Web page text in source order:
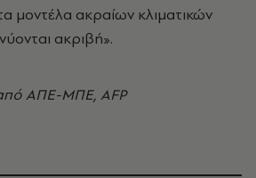
μοντέλα ακραίων κλιματικών
ακριβή».
ΑΠΕ-ΜΠΕ, AFP